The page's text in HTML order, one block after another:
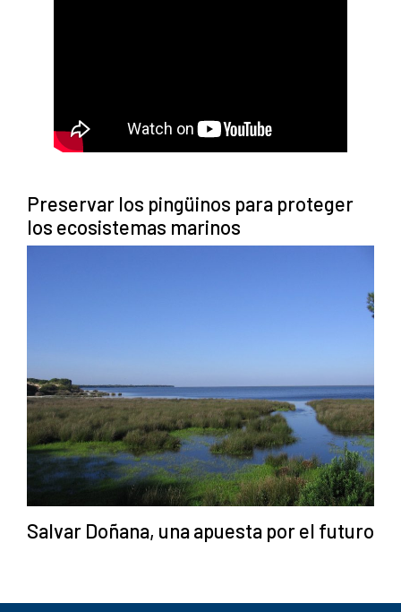
Preservar los pingüinos para proteger
los ecosistemas marinos
Salvar Doñana, una apuesta por el futuro